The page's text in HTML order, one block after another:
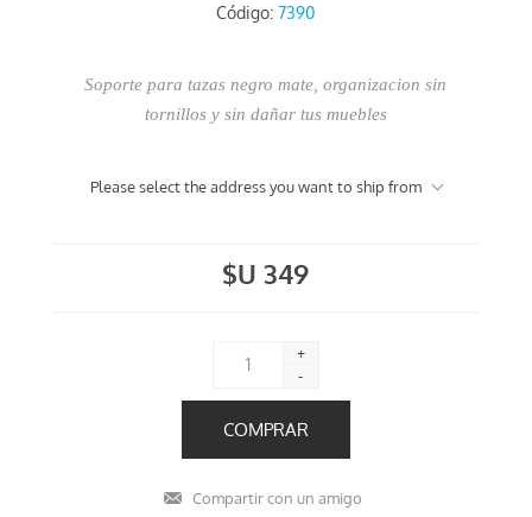
Código: 7390
Soporte para tazas negro mate, organizacion sin
tornillos y sin dañar tus muebles
Please select the address you want to ship from
$U 349
+
-